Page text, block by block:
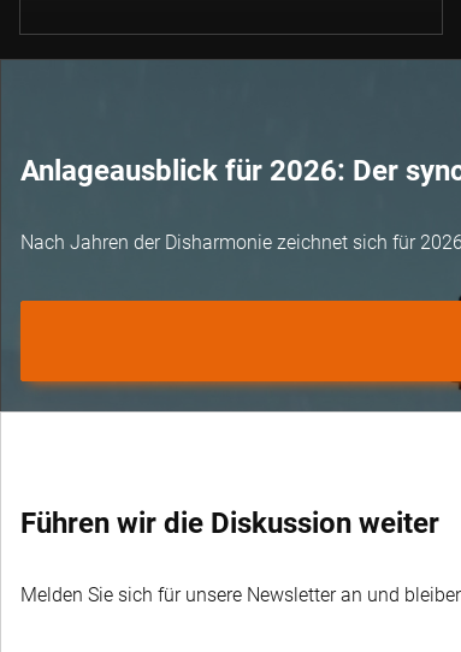
Anlageausblick für 2026: Der
Nach Jahren der Disharmonie zeichnet sich für
Führen wir die Diskussion weiter
Melden Sie sich für unsere Newsletter an und